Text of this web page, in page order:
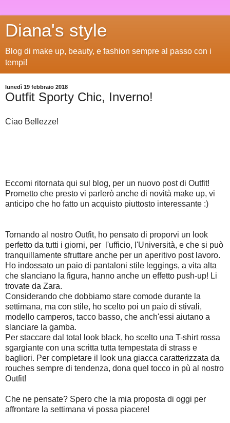
Diana's style
Blog di make up, beauty, e fashion sempre al passo con i
tempi!
lunedì 19 febbraio 2018
Outfit Sporty Chic, Inverno!
Ciao Bellezze!
Eccomi ritornata qui sul blog, per un nuovo post di Outfit!
Prometto che presto vi parlerò anche di novità make up, vi
anticipo che ho fatto un acquisto piuttosto interessante :)
Tornando al nostro Outfit, ho pensato di proporvi un look
perfetto da tutti i giorni, per l'ufficio, l'Università, e che si può
tranquillamente sfruttare anche per un aperitivo post lavoro.
Ho indossato un paio di pantaloni stile leggings, a vita alta
che slanciano la figura, hanno anche un effetto push-up! Li
trovate da Zara.
Considerando che dobbiamo stare comode durante la
settimana, ma con stile, ho scelto poi un paio di stivali,
modello camperos, tacco basso, che anch'essi aiutano a
slanciare la gamba.
Per staccare dal total look black, ho scelto una T-shirt rossa
sgargiante con una scritta tutta tempestata di strass e
bagliori. Per completare il look una giacca caratterizzata da
rouches sempre di tendenza, dona quel tocco in pù al nostro
Outfit!
Che ne pensate? Spero che la mia proposta di oggi per
affrontare la settimana vi possa piacere!